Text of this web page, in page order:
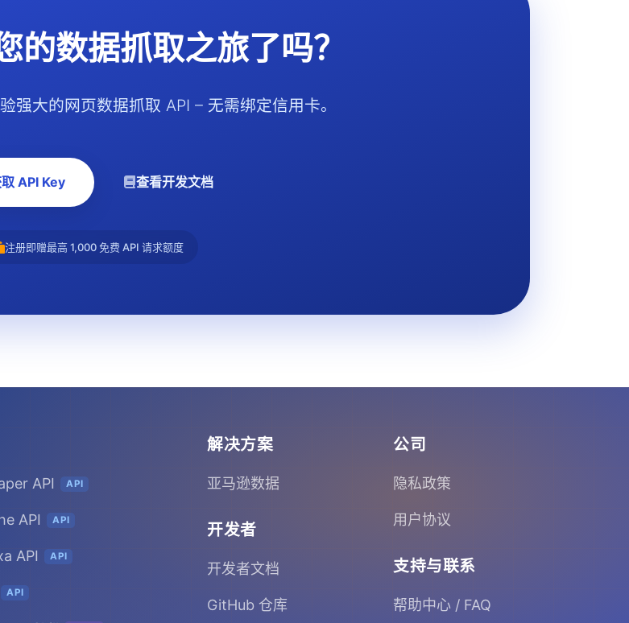
的数据抓取之旅了吗？
强大的网页数据抓取 API – 无需绑定信用卡。
API Key 查看开发文档
注册即赠最高 1,000 免费 API 请求额度
API API
API API
API API
API
解决方案
亚马逊数据
开发者
开发者文档
GitHub 仓库
公司
隐私政策
用户协议
支持与联系
帮助中心 / FAQ